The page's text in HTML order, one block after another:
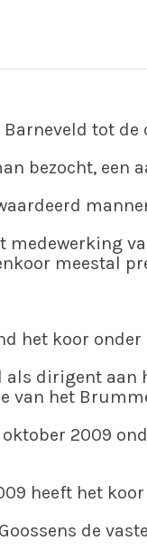
tot
bezocht, een
medewerking
meestal
het koor
als dirigent
van het
2009
heeft het
de